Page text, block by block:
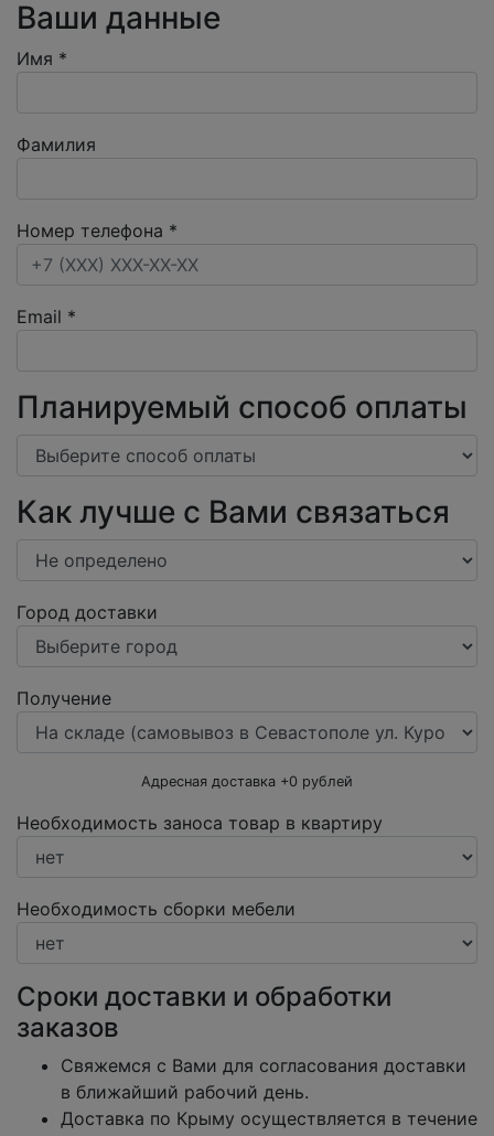
Ваши данные
Имя *
Фамилия
Номер телефона *
Email *
Планируемый способ оплаты
Как лучше с Вами связаться
Город доставки
Получение
Адресная доставка +0 рублей
Необходимость заноса товар в квартиру
Необходимость сборки мебели
Сроки доставки и обработки
заказов
Свяжемся с Вами для согласования доставки
в ближайший рабочий день.
Доставка по Крыму осуществляется в течение